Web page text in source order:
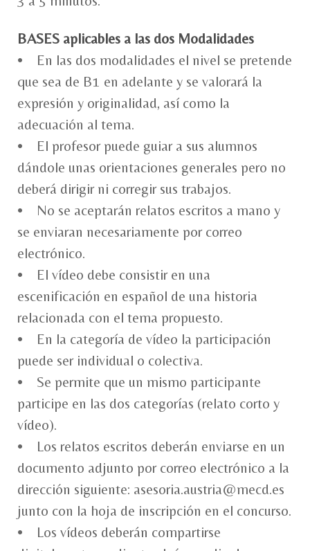
BASES aplicables a las dos Modalidades
• En las dos modalidades el nivel se pretende
que sea de B1 en adelante y se valorará la
expresión y originalidad, así como la
adecuación al tema.
• El profesor puede guiar a sus alumnos
dándole unas orientaciones generales pero no
deberá dirigir ni corregir sus trabajos.
• No se aceptarán relatos escritos a mano y
se enviaran necesariamente por correo
electrónico.
• El vídeo debe consistir en una
escenificación en español de una historia
relacionada con el tema propuesto.
• En la categoría de vídeo la participación
puede ser individual o colectiva.
• Se permite que un mismo participante
participe en las dos categorías (relato corto y
vídeo).
• Los relatos escritos deberán enviarse en un
documento adjunto por correo electrónico a la
dirección siguiente: asesoria.austria@mecd.es
junto con la hoja de inscripción en el concurso.
• Los vídeos deberán compartirse